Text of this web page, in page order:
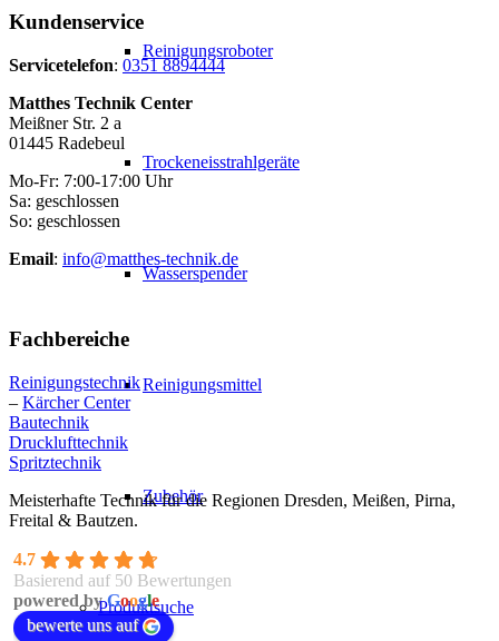
Reinigungsroboter
Trockeneisstrahlgeräte
Wasserspender
Reinigungsmittel
Zubehör
Produktsuche
Kundenservice
Servicetelefon: 0351 8894444
Matthes Technik Center
Meißner Str. 2 a
01445 Radebeul
Mo-Fr: 7:00-17:00 Uhr
Sa: geschlossen
So: geschlossen
Email: info@matthes-technik.de
Fachbereiche
Reinigungstechnik
– Kärcher Center
Bautechnik
Drucklufttechnik
Spritztechnik
Meisterhafte Technik für die Regionen Dresden, Meißen, Pirna,
Freital & Bautzen.
4.7
Basierend auf 50 Bewertungen
powered byGoogle
bewerte uns auf